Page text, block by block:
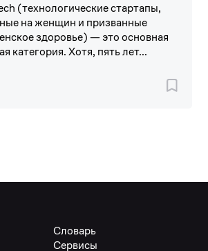
(технологические стартапы,
на женщин и призванные
здоровье) — это основная
категория. Хотя, пять лет...
Словарь
Сервисы